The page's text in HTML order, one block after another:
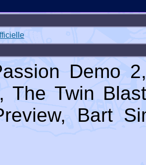
Demo
The Twin
Bart